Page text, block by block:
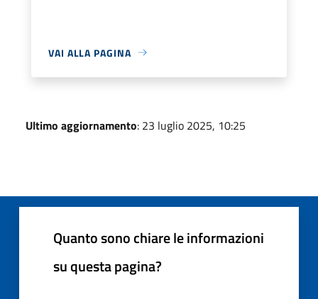
VAI ALLA PAGINA
Ultimo aggiornamento: 23 luglio 2025, 10:25
Quanto sono chiare le informazioni
su questa pagina?